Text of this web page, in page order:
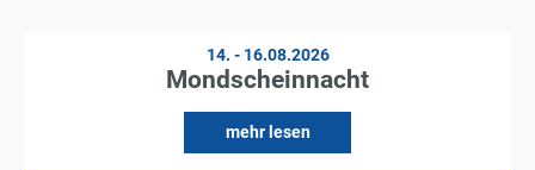
14. - 16.08.2026
Mondscheinnacht
mehr lesen